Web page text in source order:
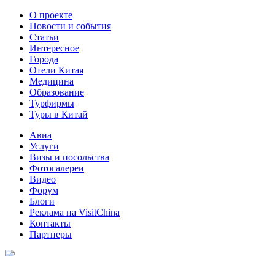
О проекте
Новости и события
Статьи
Интересное
Города
Отели Китая
Медицина
Образование
Турфирмы
Туры в Китай
Авиа
Услуги
Визы и посольства
Фотогалереи
Видео
Форум
Блоги
Реклама на VisitChina
Контакты
Партнеры